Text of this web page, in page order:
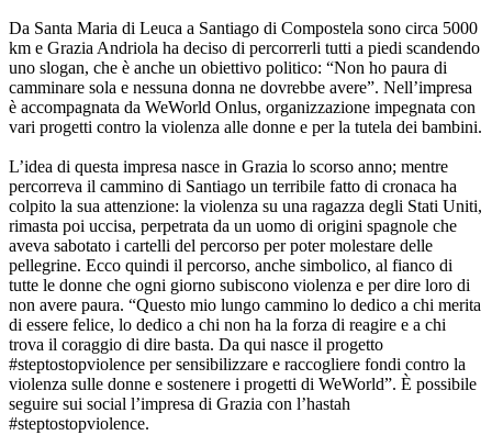
Da Santa Maria di Leuca a Santiago di Compostela sono circa 5000
km e Grazia Andriola ha deciso di percorrerli tutti a piedi scandendo
uno slogan, che è anche un obiettivo politico: “Non ho paura di
camminare sola e nessuna donna ne dovrebbe avere”. Nell’impresa
è accompagnata da WeWorld Onlus, organizzazione impegnata con
vari progetti contro la violenza alle donne e per la tutela dei bambini.
L’idea di questa impresa nasce in Grazia lo scorso anno; mentre
percorreva il cammino di Santiago un terribile fatto di cronaca ha
colpito la sua attenzione: la violenza su una ragazza degli Stati Uniti,
rimasta poi uccisa, perpetrata da un uomo di origini spagnole che
aveva sabotato i cartelli del percorso per poter molestare delle
pellegrine. Ecco quindi il percorso, anche simbolico, al fianco di
tutte le donne che ogni giorno subiscono violenza e per dire loro di
non avere paura. “Questo mio lungo cammino lo dedico a chi merita
di essere felice, lo dedico a chi non ha la forza di reagire e a chi
trova il coraggio di dire basta. Da qui nasce il progetto
#steptostopviolence per sensibilizzare e raccogliere fondi contro la
violenza sulle donne e sostenere i progetti di WeWorld”. È possibile
seguire sui social l’impresa di Grazia con l’hastah
#steptostopviolence.